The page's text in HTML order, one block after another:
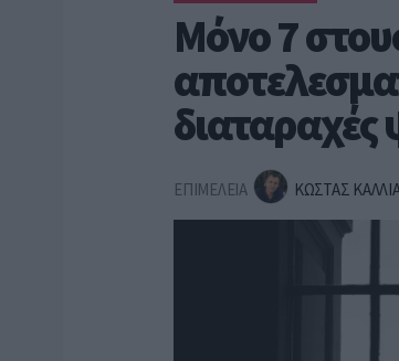
Μόνο 7
διαταραχές
ΕΠΙΜΕΛΕΙΑ ΚΩΣΤΑΣ